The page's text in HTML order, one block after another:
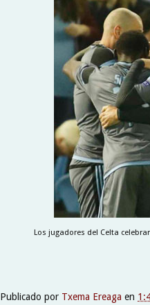
Los jugadores del Celta
Publicado por Txema Ereaga en